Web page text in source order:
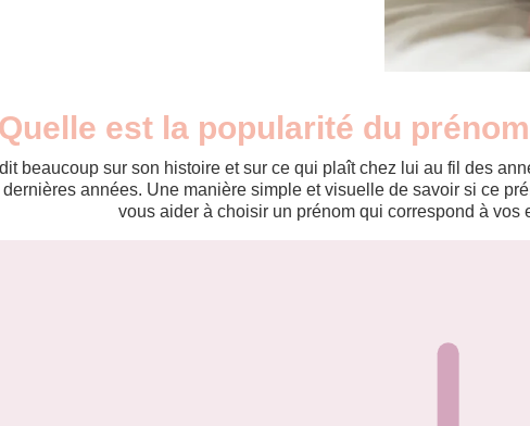
Quelle est la popularité du
beaucoup sur son histoire et sur ce qui plaît chez lui au fil des
années. Une manière simple et visuelle de savoir si ce
vous aider à choisir un prénom qui correspond à vos